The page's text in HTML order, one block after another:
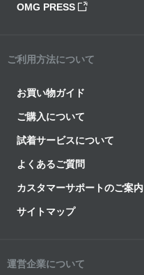
OMG PRESS
ご利用方法について
お買い物ガイド
ご購入について
試着サービスについて
よくあるご質問
カスタマーサポートのご案内
サイトマップ
運営企業について